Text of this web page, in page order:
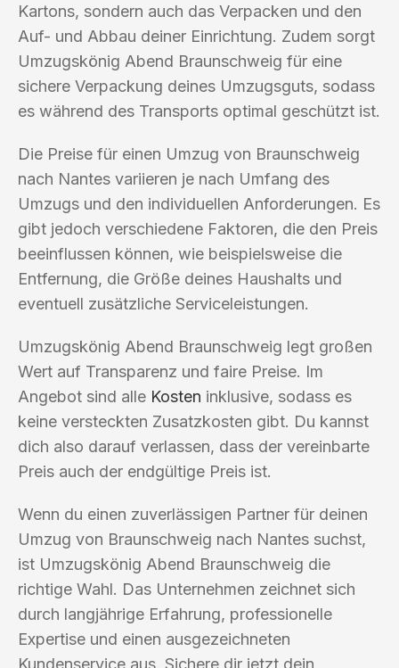
Kartons, sondern auch das Verpacken und den
Auf- und Abbau deiner Einrichtung. Zudem sorgt
Umzugskönig Abend Braunschweig für eine
sichere Verpackung deines Umzugsguts, sodass
es während des Transports optimal geschützt ist.
Die Preise für einen Umzug von Braunschweig
nach Nantes variieren je nach Umfang des
Umzugs und den individuellen Anforderungen. Es
gibt jedoch verschiedene Faktoren, die den Preis
beeinflussen können, wie beispielsweise die
Entfernung, die Größe deines Haushalts und
eventuell zusätzliche Serviceleistungen.
Umzugskönig Abend Braunschweig legt großen
Wert auf Transparenz und faire Preise. Im
Angebot sind alle Kosten inklusive, sodass es
keine versteckten Zusatzkosten gibt. Du kannst
dich also darauf verlassen, dass der vereinbarte
Preis auch der endgültige Preis ist.
Wenn du einen zuverlässigen Partner für deinen
Umzug von Braunschweig nach Nantes suchst,
ist Umzugskönig Abend Braunschweig die
richtige Wahl. Das Unternehmen zeichnet sich
durch langjährige Erfahrung, professionelle
Expertise und einen ausgezeichneten
Kundenservice aus. Sichere dir jetzt dein